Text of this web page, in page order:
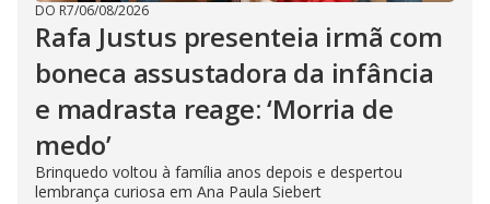
DO R7/06/08/2026
Rafa Justus presenteia irmã com
boneca assustadora da infância
e madrasta reage: ‘Morria de
medo’
Brinquedo voltou à família anos depois e despertou
lembrança curiosa em Ana Paula Siebert